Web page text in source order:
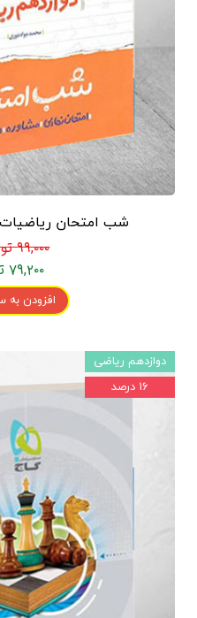
شب امتحان
۹۹,۰۰۰ تومان
۷۹,۲۰۰ تومان
افزودن به
دوازدهم ریاضی
۱۶ درصد